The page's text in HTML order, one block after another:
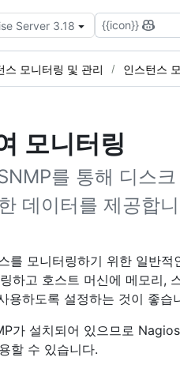
Server 3.18 {{icon}}
스 모니터링 및 관리 인스턴스
모니터링
를 통해 디스
데이터를 제공합
를 모니터링하기 위한 일반
하고 호스트 머신에 메모리,
용하도록 설정하는 것이 좋습
가 설치되어 있으므로
할 수 있습니다.